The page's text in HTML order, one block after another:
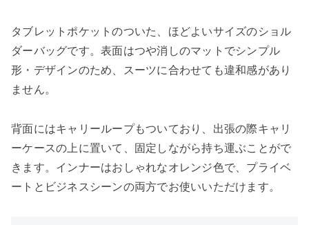
タブレットポケットのついた、ほどよいサイズのショル
ダーバッグです。表面はつや消しのマットでシンプル
形・デザインのため、スーツに合わせても違和感があり
ません。
背面にはキャリーループもついており、出張の際キャリ
ーケースの上に置いて、固定しながら持ち運ぶことがで
きます。インナーはおしゃれなオレンジ色で、プライベ
ートとビジネスシーンの両方でお使いいただけます。